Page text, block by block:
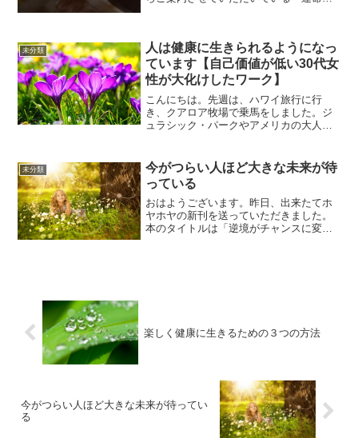
すが、１泊東京滞在を延ば...
未分類
人は健康に生きられるようになっ
ています【自己価値が低い30代女
性が大化けしたワーク】
こんにちは。先週は、ハワイ旅行に行
き、クアロア牧場で乗馬をしました。ジ
ュラシック・パークやアメリカの大人気
です。馬に乗りながら優雅に、山道を散
歩できると思っていたの...
未分類
今がつらい人ほど大きな未来が待
っている
おはようございます。昨日、出来たてホ
ヤホヤの新刊を送っていただきました。
本のタイトルは「逆境がチャンスに変わ
楽しく健康に生きるための３つの方法
今がつらい人ほど大きな未来が待ってい
る